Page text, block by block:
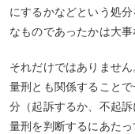
にするかなどという処
なものであったかは大事
それだけではありません
量刑とも関係すること
分（起訴するか、不起
量刑を判断するにあた